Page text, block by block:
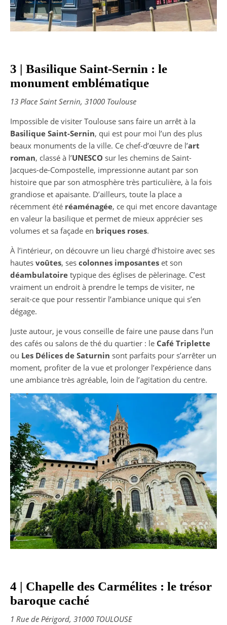
3 | Basilique Saint-Sernin : le
monument emblématique
13 Place Saint Sernin, 31000 Toulouse
Impossible de visiter Toulouse sans faire un arrêt à la
Basilique Saint-Sernin, qui est pour moi l’un des plus
beaux monuments de la ville. Ce chef-d’œuvre de l’art
roman, classé à l’UNESCO sur les chemins de Saint-
Jacques-de-Compostelle, impressionne autant par son
histoire que par son atmosphère très particulière, à la fois
grandiose et apaisante. D’ailleurs, toute la place a
récemment été réaménagée, ce qui met encore davantage
en valeur la basilique et permet de mieux apprécier ses
volumes et sa façade en briques roses.
À l’intérieur, on découvre un lieu chargé d’histoire avec ses
hautes voûtes, ses colonnes imposantes et son
déambulatoire typique des églises de pèlerinage. C’est
vraiment un endroit à prendre le temps de visiter, ne
serait-ce que pour ressentir l’ambiance unique qui s’en
dégage.
Juste autour, je vous conseille de faire une pause dans l’un
des cafés ou salons de thé du quartier : le Café Triplette
ou Les Délices de Saturnin sont parfaits pour s’arrêter un
moment, profiter de la vue et prolonger l’expérience dans
une ambiance très agréable, loin de l’agitation du centre.
4 | Chapelle des Carmélites : le trésor
baroque caché
1 Rue de Périgord, 31000 TOULOUSE